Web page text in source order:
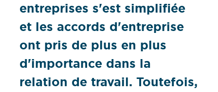
entreprises s'est simplifiée
et les accords d'entreprise
ont pris de plus en plus
d'importance dans la
relation de travail. Toutefois,